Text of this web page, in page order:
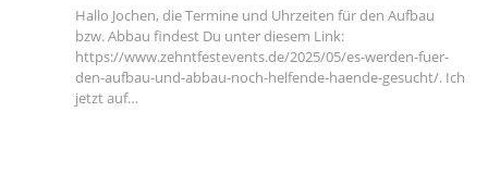
Hallo Jochen, die Termine und Uhrzeiten für den Aufbau
bzw. Abbau findest Du unter diesem Link:
https://www.zehntfestevents.de/2025/05/es-werden-fuer-
den-aufbau-und-abbau-noch-helfende-haende-gesucht/. Ich
jetzt auf…